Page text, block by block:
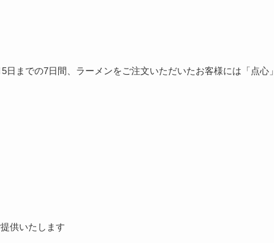
までの7日間、ラーメンをご注文いただいたお客様には「点心」
供いたします